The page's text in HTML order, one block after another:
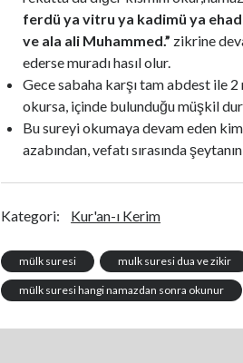
ferdü ya vitru ya kadimü ya
ve ala ali Muhammed.” zikrine
ederse muradı hasıl olur.
Gece sabaha karşı tam abdest ile
okursa, içinde bulunduğu müşkil
Bu sureyi okumaya devam eden
azabından, vefatı sırasında
Kategori: Kur'an-ı Kerim
mülk suresi mulk suresi dua ve zikir
mülk suresi hangi namazdan sonra okunur